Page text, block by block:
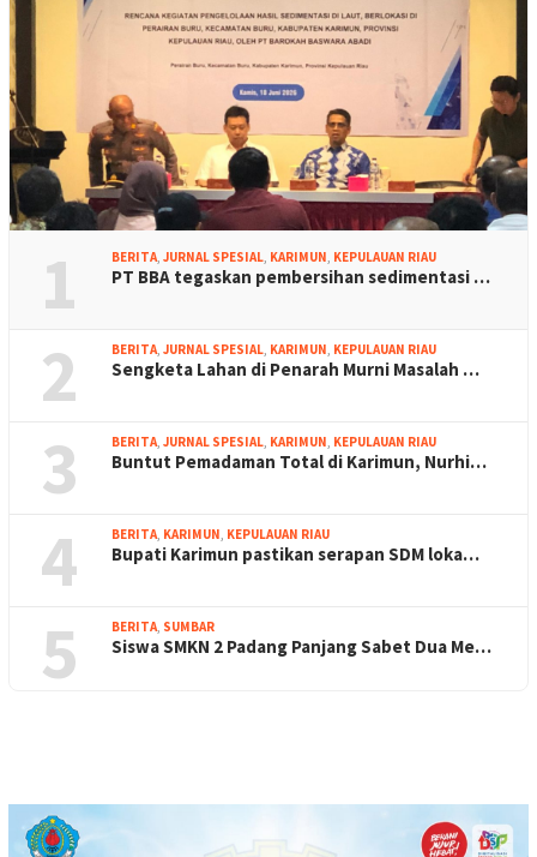
1 BERITA JURNAL SPESIAL KARIMUN KEPULAUAN RIAU
PT BBA tegaskan pembersihan sedimentasi …
2 BERITA JURNAL SPESIAL KARIMUN KEPULAUAN RIAU
Sengketa Lahan di Penarah Murni Masalah …
3 BERITA JURNAL SPESIAL KARIMUN KEPULAUAN RIAU
Buntut Pemadaman Total di Karimun, Nurhi…
4 BERITA KARIMUN KEPULAUAN RIAU
Bupati Karimun pastikan serapan SDM loka…
5 BERITA SUMBAR
Siswa SMKN 2 Padang Panjang Sabet Dua Me…